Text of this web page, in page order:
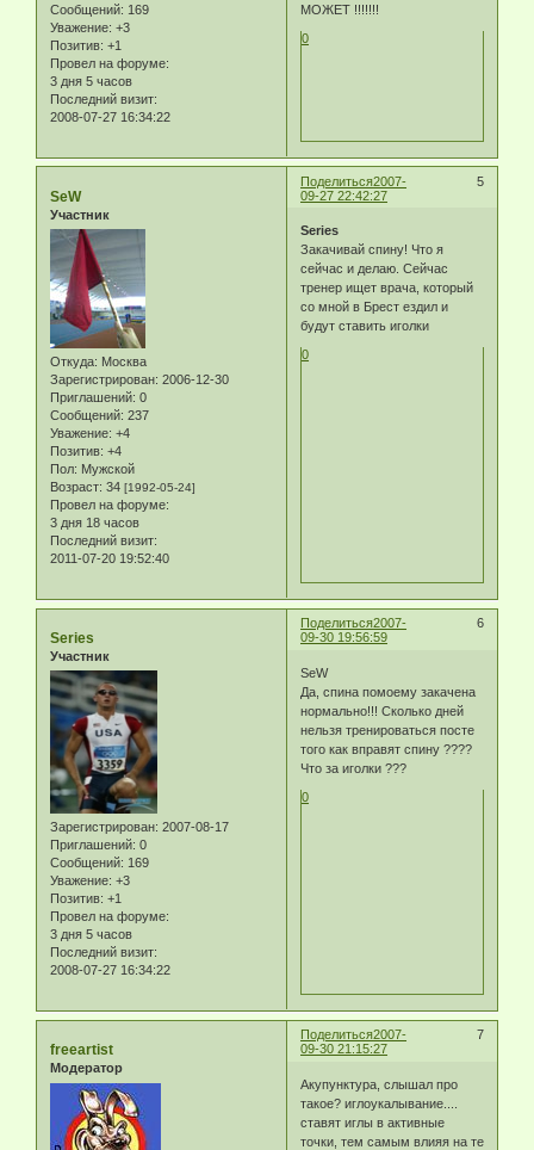
Сообщений: 169
Уважение: +3
Позитив: +1
Провел на форуме:
3 дня 5 часов
Последний визит:
2008-07-27 16:34:22
МОЖЕТ !!!!!!!
0
Поделиться 5
2007-
09-27 22:42:27
SeW
Участник
Откуда: Москва
Зарегистрирован: 2006-12-30
Приглашений: 0
Сообщений: 237
Уважение: +4
Позитив: +4
Пол: Мужской
Возраст: 34 [1992-05-24]
Провел на форуме:
3 дня 18 часов
Последний визит:
2011-07-20 19:52:40
Series
Закачивай спину! Что я
сейчас и делаю. Сейчас
тренер ищет врача, который
со мной в Брест ездил и
будут ставить иголки
0
Поделиться 6
2007-
09-30 19:56:59
Series
Участник
Зарегистрирован: 2007-08-17
Приглашений: 0
Сообщений: 169
Уважение: +3
Позитив: +1
Провел на форуме:
3 дня 5 часов
Последний визит:
2008-07-27 16:34:22
SeW
Да, спина помоему закачена
нормально!!! Сколько дней
нельзя тренироваться посте
того как вправят спину ????
Что за иголки ???
0
Поделиться 7
2007-
09-30 21:15:27
freeartist
Модератор
Акупунктура, слышал про
такое? иглоукалывание....
ставят иглы в активные
точки, тем самым влияя на те